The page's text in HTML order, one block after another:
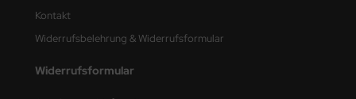
Kontakt
Widerrufsbelehrung & Widerrufsformular
Widerrufsformular